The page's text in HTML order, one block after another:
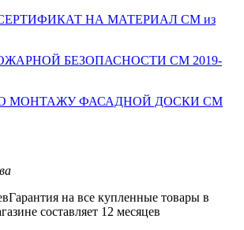
НА МАТЕРИАЛ CM из
БЕЗОПАСНОСТИ CM 2019-
МОНТАЖУ ФАСАДНОЙ ДОСКИ CM
Гарантия на все купленные товары в
составляет 12 месяцев